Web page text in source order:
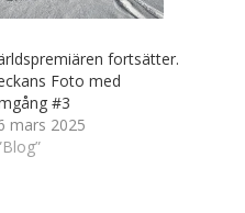
fortsätter.
Foto med
#3
mars 2025